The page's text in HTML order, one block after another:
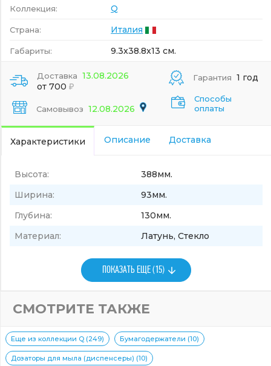
Коллекция: Q
Страна: Италия
Габариты: 9.3x38.8x13 см.
Доставка 13.08.2026
от 700
Самовывоз 12.08.2026
Гарантия 1 год
Способы
оплаты
Характеристики Описание Доставка
Высота:
388мм.
Ширина:
93мм.
Глубина:
130мм.
Материал:
Латунь, Стекло
ПОКАЗАТЬ ЕЩЕ (15)
СМОТРИТЕ ТАКЖЕ
Еще из коллекции Q (249) Бумагодержатели (10)
Дозаторы для мыла (диспенсеры) (10)